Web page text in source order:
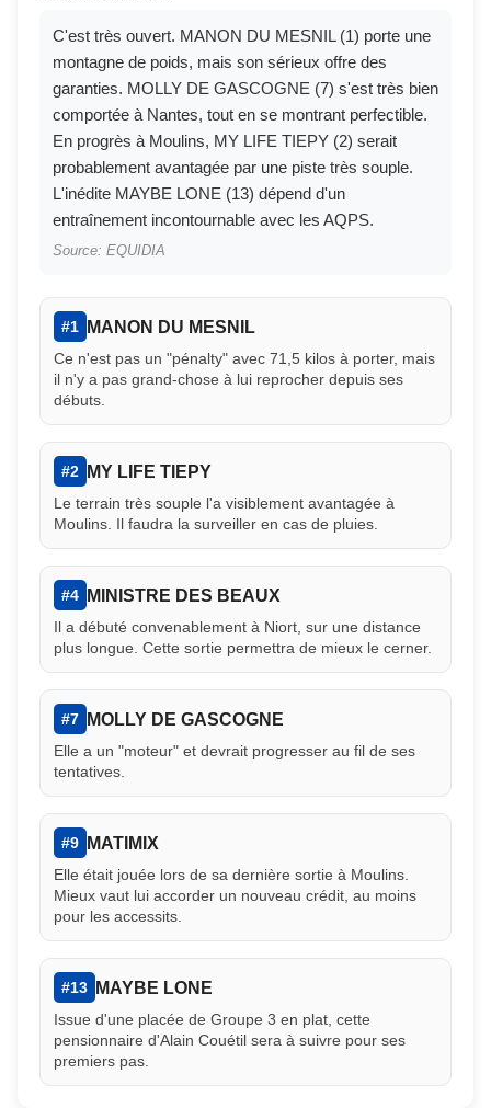
C'est très ouvert. MANON DU MESNIL (1) porte une
montagne de poids, mais son sérieux offre des
garanties. MOLLY DE GASCOGNE (7) s'est très bien
comportée à Nantes, tout en se montrant perfectible.
En progrès à Moulins, MY LIFE TIEPY (2) serait
probablement avantagée par une piste très souple.
L'inédite MAYBE LONE (13) dépend d'un
entraînement incontournable avec les AQPS.
Source: EQUIDIA
#1 MANON DU MESNIL
Ce n'est pas un "pénalty" avec 71,5 kilos à porter, mais
il n'y a pas grand-chose à lui reprocher depuis ses
débuts.
#2 MY LIFE TIEPY
Le terrain très souple l'a visiblement avantagée à
Moulins. Il faudra la surveiller en cas de pluies.
#4 MINISTRE DES BEAUX
Il a débuté convenablement à Niort, sur une distance
plus longue. Cette sortie permettra de mieux le cerner.
#7 MOLLY DE GASCOGNE
Elle a un "moteur" et devrait progresser au fil de ses
tentatives.
#9 MATIMIX
Elle était jouée lors de sa dernière sortie à Moulins.
Mieux vaut lui accorder un nouveau crédit, au moins
pour les accessits.
#13 MAYBE LONE
Issue d'une placée de Groupe 3 en plat, cette
pensionnaire d'Alain Couétil sera à suivre pour ses
premiers pas.